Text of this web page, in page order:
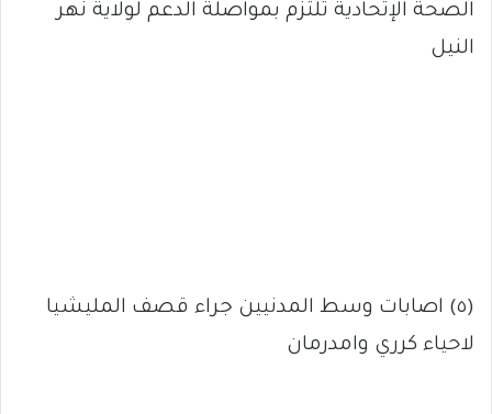
الصحة الإتحادية تلتزم بمواصلة الدعم لولاية نهر
النيل
(٥) اصابات وسط المدنيين جراء قصف المليشيا
لاحياء كرري وامدرمان